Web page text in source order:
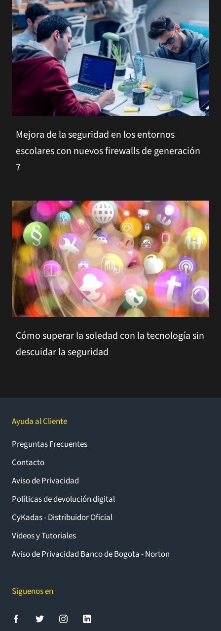
Mejora de la seguridad en los entornos
escolares con nuevos firewalls de generación
7
Cómo superar la soledad con la tecnología sin
descuidar la seguridad
Ayuda al Cliente
Preguntas Frecuentes
Contacto
Aviso de Privacidad
Políticas de devolución digital
CyKadas - Distribuidor Oficial
Videos y Tutoriales
Aviso de Privacidad Banco de Bogota - Norton
Síguenos en